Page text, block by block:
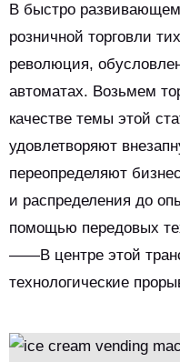
В быстро
розничной торговли
революция,
автоматах. Возьмем
качестве темы этой
удовлетворяют
переопределяют
и распределения до
помощью передовых
——В центре этой
технологические